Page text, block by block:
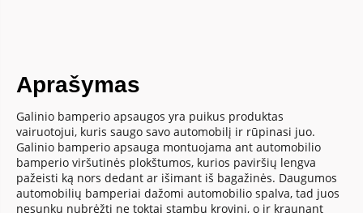
Aprašymas
Galinio bamperio apsaugos yra puikus produktas
vairuotojui, kuris saugo savo automobilį ir rūpinasi juo.
Galinio bamperio apsauga montuojama ant automobilio
bamperio viršutinės plokštumos, kurios paviršių lengva
pažeisti ką nors dedant ar išimant iš bagažinės. Daugumos
automobilių bamperiai dažomi automobilio spalva, tad juos
nesunku nubrėžti ne toktai stambų krovinį, o ir kraunant